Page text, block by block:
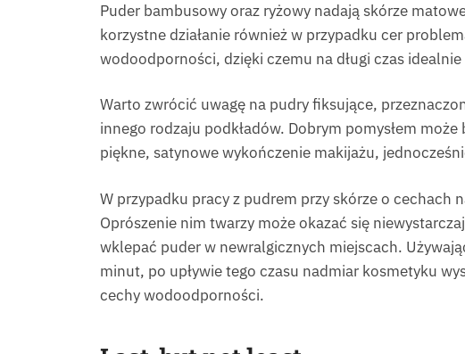
Puder bambusowy oraz ryżowy nadają skórze
korzystne działanie również w przypadku cer
wodoodporności, dzięki czemu na długi czas
Warto zwrócić uwagę na pudry fiksujące,
innego rodzaju podkładów. Dobrym pomysłem
piękne, satynowe wykończenie makijażu,
W przypadku pracy z pudrem przy skórze o
Oprószenie nim twarzy może okazać się
wklepać puder w newralgicznych miejscach.
minut, po upływie tego czasu nadmiar kosmetyku
cechy wodoodporności.